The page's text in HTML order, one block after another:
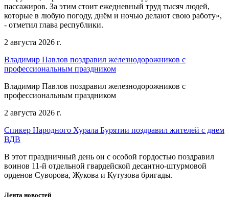
пассажиров. За этим стоит ежедневный труд тысяч людей,
которые в любую погоду, днём и ночью делают свою работу»,
- отметил глава республики.
2 августа 2026 г.
Владимир Павлов поздравил железнодорожников с
профессиональным праздником
Владимир Павлов поздравил железнодорожников с
профессиональным праздником
2 августа 2026 г.
Спикер Народного Хурала Бурятии поздравил жителей с днем
ВДВ
В этот праздничный день он с особой гордостью поздравил
воинов 11-й отдельной гвардейской десантно-штурмовой
орденов Суворова, Жукова и Кутузова бригады.
Лента новостей